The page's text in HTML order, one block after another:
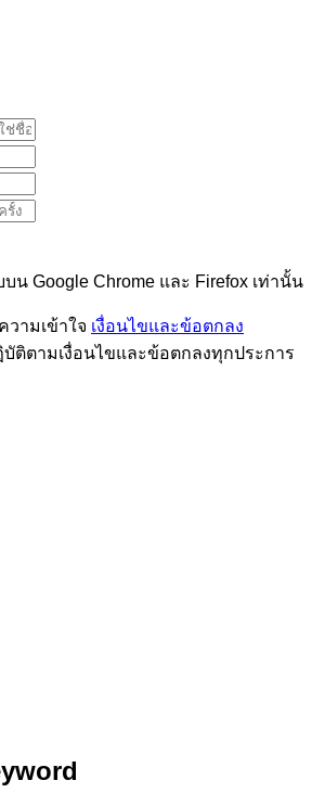
น Google Chrome และ Firefox เท่านั้น
วามเข้าใจ เงื่อนไขและข้อตกลง
ติตามเงื่อนไขและข้อตกลงทุกประการ